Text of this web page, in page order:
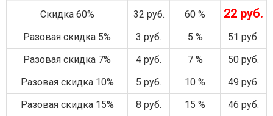
Скидка 60% 32 руб. 60 % 22 руб.
Разовая скидка 5% 3 руб. 5 %
51 руб.
Разовая скидка 7%
4 руб. 7 %
50 руб.
Разовая скидка 10%
5 руб. 10 %
49 руб.
Разовая скидка 15%
8 руб. 15 %
46 руб.